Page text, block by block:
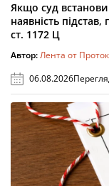
Якщо суд
наявність
ст. 1172 Ц
Автор:Лента от
06.08.2026